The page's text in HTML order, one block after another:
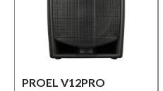
PROEL V12PRO